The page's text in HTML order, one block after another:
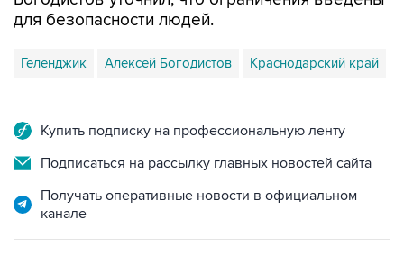
для безопасности людей.
Геленджик Алексей Богодистов Краснодарский край
Купить подписку на профессиональную ленту
Подписаться на рассылку главных новостей сайта
Получать оперативные новости в официальном
канале